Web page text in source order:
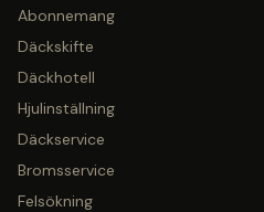
Abonnemang
Däckskifte
Däckhotell
Hjulinställning
Däckservice
Bromsservice
Felsökning